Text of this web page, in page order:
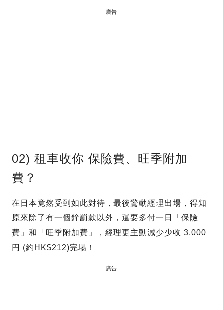
廣告
02) 租車收你 保險費、旺季附加
費？
在日本竟然受到如此對待，最後驚動經理出場，得知
原來除了有一個鐘罰款以外，還要多付一日「保險
費」和「旺季附加費」，經理更主動減少少收 3,000
円 (約HK$212)完場！
廣告